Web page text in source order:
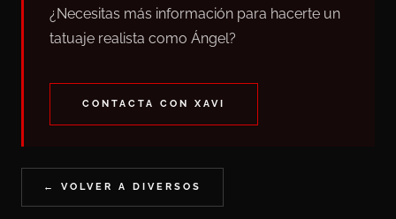
¿Necesitas más información para hacerte un
tatuaje realista como Ángel?
CONTACTA CON XAVI
← VOLVER A DIVERSOS